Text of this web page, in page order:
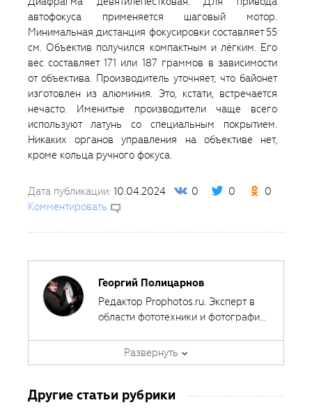
автофокуса применяется шаговый мотор.
Минимальная дистанция фокусировки составляет 55
см. Объектив получился компактным и лёгким. Его
вес составляет 171 или 187 граммов в зависимости
от объектива. Производитель уточняет, что байонет
изготовлен из алюминия. Это, кстати, встречается
нечасто. Именитые производители чаще всего
используют латунь со специальным покрытием.
Никаких органов управления на объективе нет,
кроме кольца ручного фокуса.
Дата публикации: 10.04.2024 0 0
0
Комментировать
Георгий Полицарнов
Редактор Prophotos.ru. Эксперт в
области фототехники и фотографии,
фотооборудования с 2007 года.
Является автором ряда обучающих
Развернуть
Другие статьи рубрики